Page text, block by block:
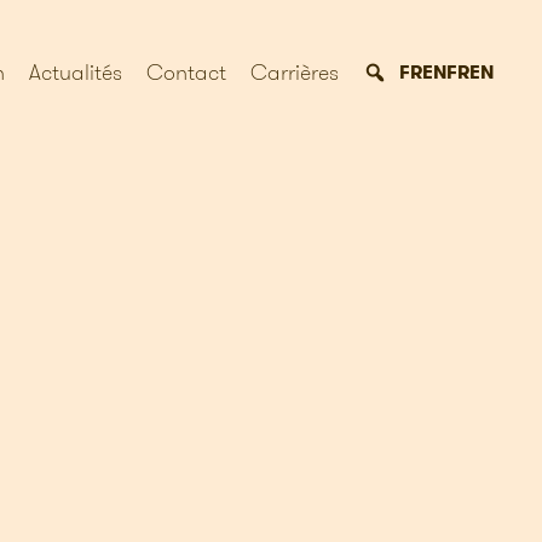
Actualités Contact Carrières FRENFREN